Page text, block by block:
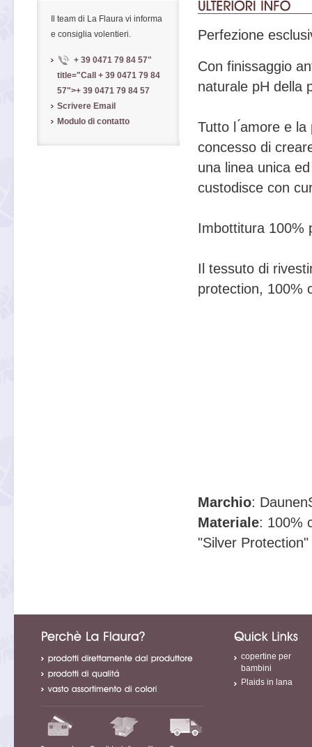
Perfezione
Con finissaggio
naturale pH della
Tutto l ́amore e la
concesso di
una linea unica
custodisce con
Imbottitura 100%
Il tessuto di
protection, 100%
Marchio:
Materiale: 100%
"Silver Protection"
Il team di La Flaura vi informa
e consiglia volentieri.
+ 39 0471 79 84 57"
title="Call + 39 0471 79 84
57">+ 39 0471 79 84 57
Scrivere Email
Modulo di contatto
copertine per
bambini
Plaids in lana